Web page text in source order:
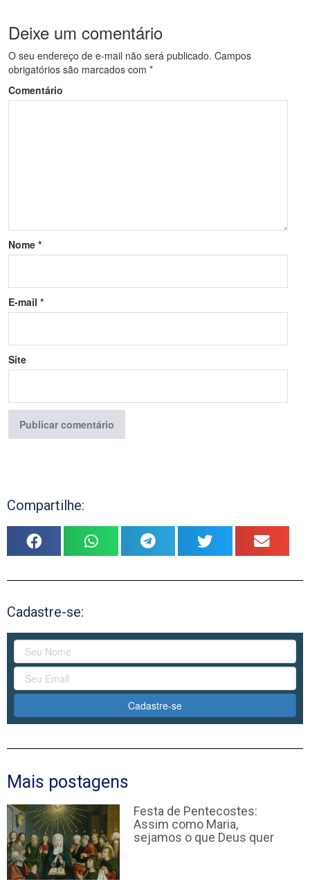
Deixe um comentário
O seu endereço de e-mail não será publicado. Campos
obrigatórios são marcados com *
Comentário
Nome *
E-mail *
Site
Compartilhe:
Cadastre-se:
Cadastre-se
Mais postagens
Festa de Pentecostes:
Assim como Maria,
sejamos o que Deus quer